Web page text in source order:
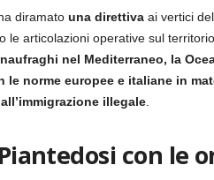
diramato una direttivaai vertici
le articolazioni operative sul
nel Mediterraneo, la
norme europee e italiane in
illegale.
con le